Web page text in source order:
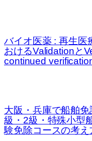
バイオ医薬 : 再生医
おけるValidationと
continued
大阪・兵庫で船舶
級・2級・特殊小型
験免除コースの考え